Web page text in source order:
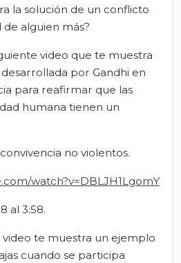
la solución de un conflicto
alguien más?
video que te muestra
por Gandhi en
para reafirmar que las
humana tienen un
no violentos.
watch?v=DBLJH1LgomY
al 3:58.
te muestra un ejemplo
cuando se participa